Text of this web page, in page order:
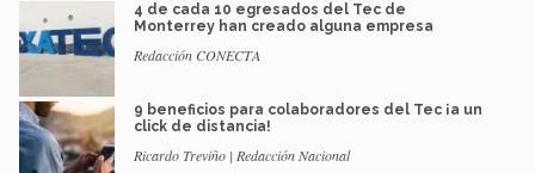
4 de cada 10 egresados del Tec de
Monterrey han creado alguna empresa
Redacción CONECTA
9 beneficios para colaboradores del Tec ¡a un
click de distancia!
Ricardo Treviño | Redacción Nacional